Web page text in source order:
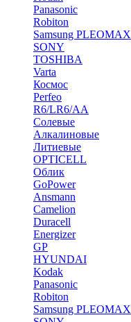
Panasonic
Robiton
Samsung PLEOMAX
SONY
TOSHIBA
Varta
Космос
Perfeo
R6/LR6/AA
Солевые
Алкалиновые
Литиевые
OPTICELL
Облик
GoPower
Ansmann
Camelion
Duracell
Energizer
GP
HYUNDAI
Kodak
Panasonic
Robiton
Samsung PLEOMAX